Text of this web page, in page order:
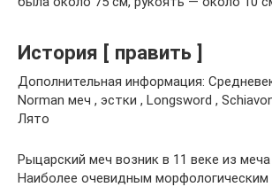
История [ править ]
Дополнительная информация:
Norman меч , эстки , Longsword ,
Лято
Рыцарский меч возник в 11 веке из меча
Наиболее очевидным морфологическим